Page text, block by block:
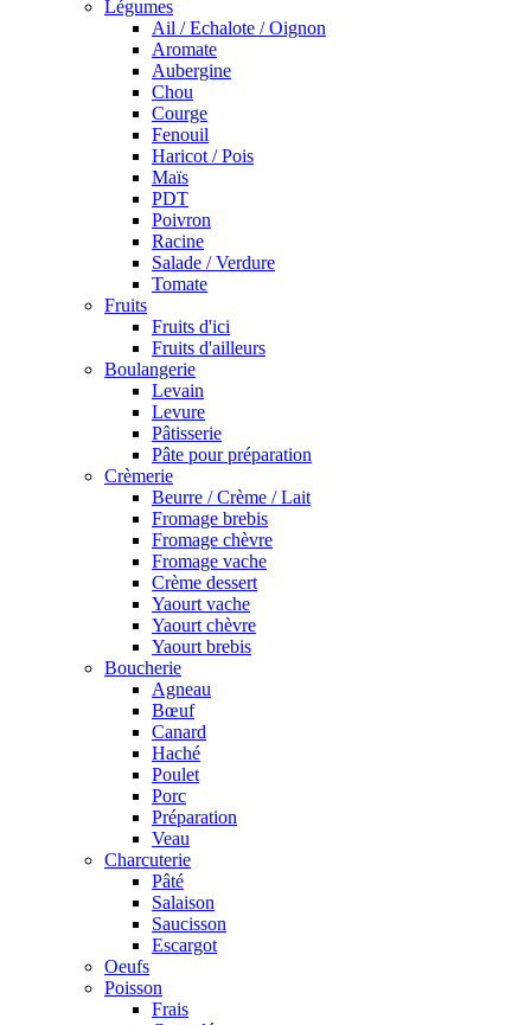
Légumes
Ail / Echalote / Oignon
Aromate
Aubergine
Chou
Courge
Fenouil
Haricot / Pois
Maïs
PDT
Poivron
Racine
Salade / Verdure
Tomate
Fruits
Fruits d'ici
Fruits d'ailleurs
Boulangerie
Levain
Levure
Pâtisserie
Pâte pour préparation
Crèmerie
Beurre / Crème / Lait
Fromage brebis
Fromage chèvre
Fromage vache
Crème dessert
Yaourt vache
Yaourt chèvre
Yaourt brebis
Boucherie
Agneau
Bœuf
Canard
Haché
Poulet
Porc
Préparation
Veau
Charcuterie
Pâté
Salaison
Saucisson
Escargot
Oeufs
Poisson
Frais